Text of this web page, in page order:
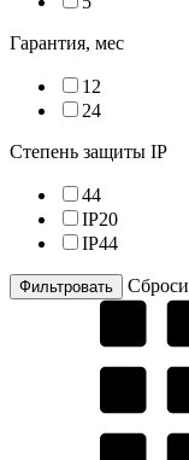
Гарантия, мес
12
24
Степень защиты IP
44
IP20
IP44